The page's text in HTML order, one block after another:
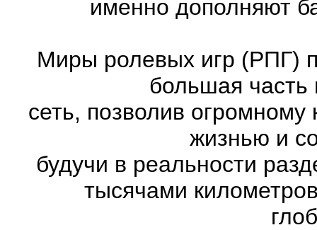
именно дополняют
Миры ролевых игр (РПГ)
большая часть
сеть, позволив огромному
жизнью и
будучи в реальности
тысячами